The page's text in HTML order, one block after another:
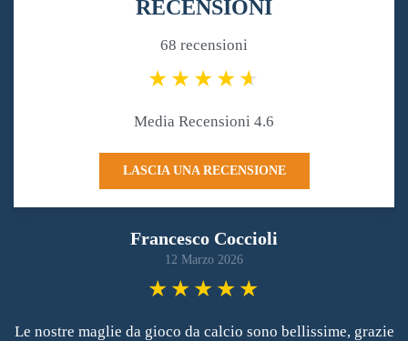
RECENSIONI
68 recensioni
Media Recensioni 4.6
LASCIA UNA RECENSIONE
Francesco Coccioli
12 Marzo 2026
Le nostre maglie da gioco da calcio sono bellissime, grazie